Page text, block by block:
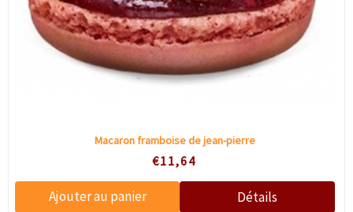
Macaron framboise de jean-pierre
€11,64